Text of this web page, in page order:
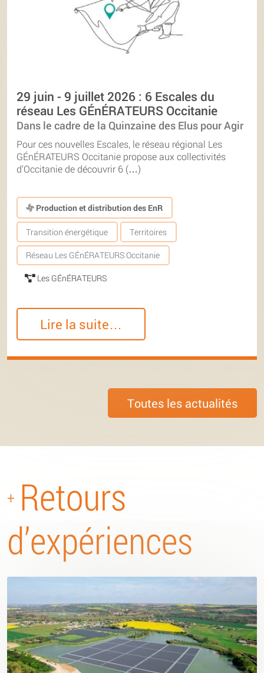
29 juin - 9 juillet 2026 : 6 Escales du
réseau Les GÉnÉRATEURS Occitanie
Dans le cadre de la Quinzaine des Elus pour Agir
Pour ces nouvelles Escales, le réseau régional Les
GÉnÉRATEURS Occitanie propose aux collectivités
d’Occitanie de découvrir 6 (…)
Production et distribution des EnR
Transition énergétique Territoires
Réseau Les GÉnÉRATEURS Occitanie
Les GÉnÉRATEURS
Lire la suite…
Toutes les actualités
+ Retours
d’expériences